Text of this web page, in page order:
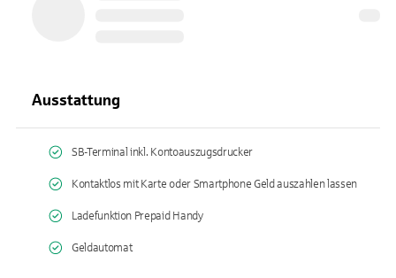
Ausstattung
SB-Terminal inkl. Kontoauszugsdrucker
Kontaktlos mit Karte oder Smartphone Geld auszahlen lassen
Ladefunktion Prepaid Handy
Geldautomat